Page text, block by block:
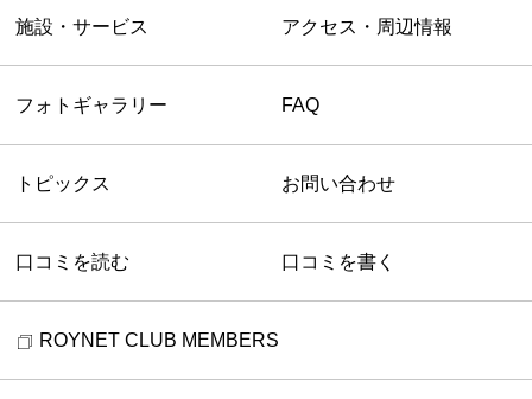
施設・サービス アクセス・周辺情報
フォトギャラリー FAQ
トピックス お問い合わせ
口コミを読む 口コミを書く
ROYNET CLUB MEMBERS